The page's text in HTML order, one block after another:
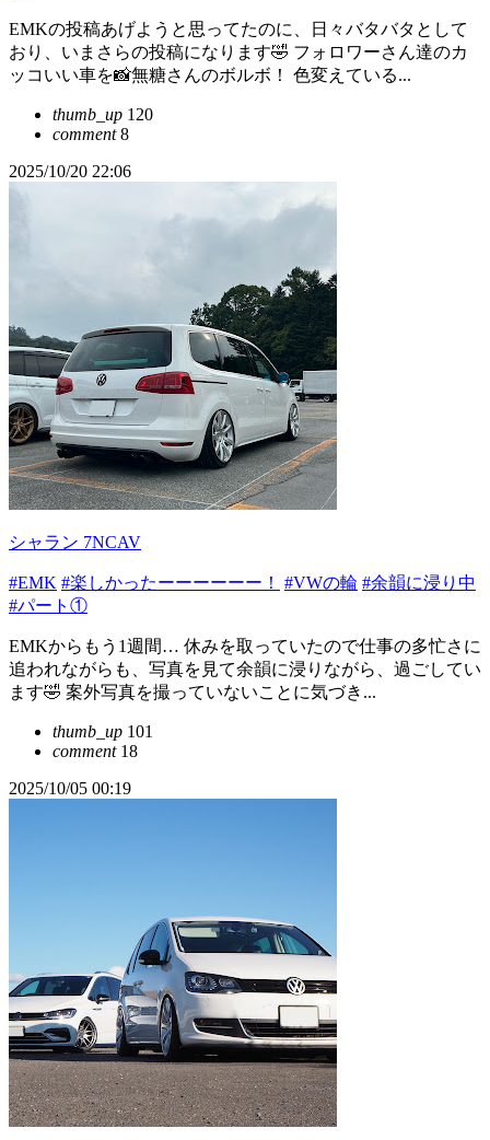
EMKの投稿あげようと思ってたのに、日々バタバタとして
おり、いまさらの投稿になります🤣 フォロワーさん達のカ
ッコいい車を📸無糖さんのボルボ！ 色変えている...
thumb_up 120
comment8
2025/10/20 22:06
シャラン 7NCAV
#EMK #楽しかったーーーーーー！ #VWの輪 #余韻に浸り中
#パート①
EMKからもう1週間… 休みを取っていたので仕事の多忙さに
追われながらも、写真を見て余韻に浸りながら、過ごしてい
ます🤣 案外写真を撮っていないことに気づき...
thumb_up 101
comment18
2025/10/05 00:19